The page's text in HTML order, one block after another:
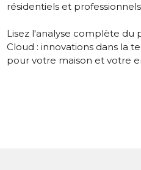
résidentiels et
Lisez l'analyse complète du
Cloud : innovations dans la
pour votre maison et votre